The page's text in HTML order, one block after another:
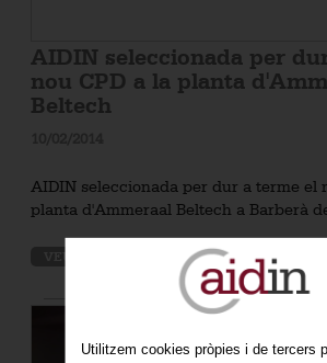
AIDIN seleccionada per
nou CPD a la planta
Beltech
AIDIN seleccionada per dur a terme el
planta d'Ammeraal Beltech a Barberà
Utilitzem cookies pròpies i de tercers